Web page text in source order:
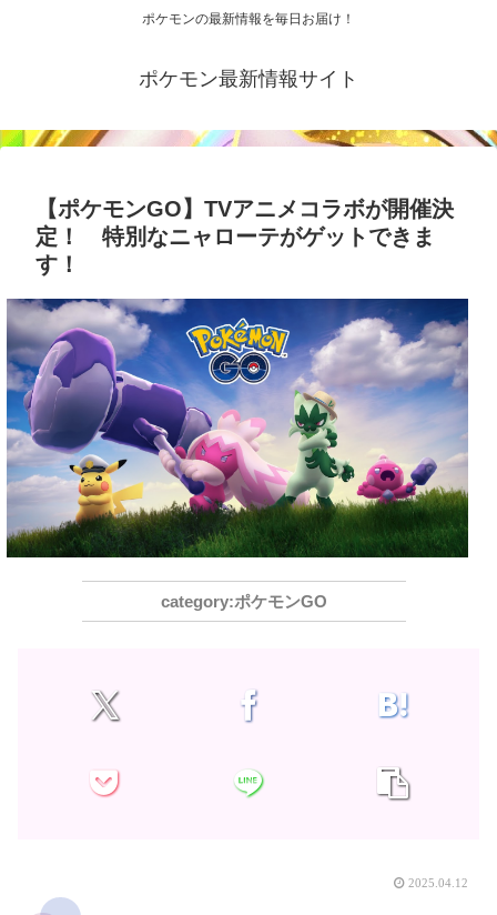
ポケモンの最新情報を毎日お届け！
ポケモン最新情報サイト
【ポケモンGO】TVアニメコラボが開催決
定！ 特別なニャローテがゲットできま
す！
ポケモンGO
2025.04.12